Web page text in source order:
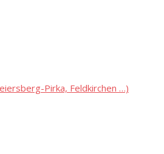
Pirka, Feldkirchen …)